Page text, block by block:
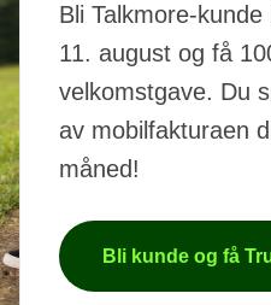
Bli Talkmore-
11. august og få
velkomstgave. Du
av mobilfakturaen
måned!
Bli kunde og få